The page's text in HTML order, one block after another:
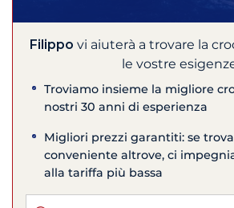
Filippo vi aiuterà a trovare la
le vostre
Troviamo insieme la migliore
nostri 30 anni di esperienza
Migliori prezzi garantiti: se
conveniente altrove, ci
alla tariffa più bassa